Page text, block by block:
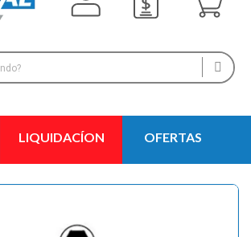
LIQUIDACÍON OFERTAS